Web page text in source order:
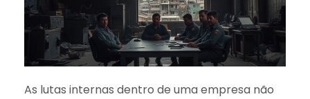
As lutas internas dentro de uma empresa não